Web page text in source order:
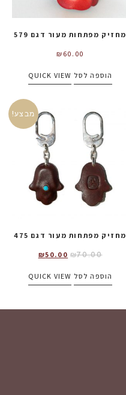
מחזיק מפתחות מעור דגם 579
₪ 60.00
הוספה לסל QUICK VIEW
מבצע!
מחזיק מפתחות מעור דגם 475
₪70.00
₪50.00
הוספה לסל QUICK VIEW